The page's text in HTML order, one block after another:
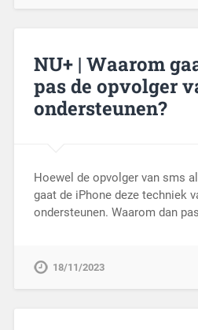
NU+ | Waarom
pas de opvolger
ondersteunen?
Hoewel de opvolger van sms
gaat de iPhone deze techniek
ondersteunen. Waarom dan
18/11/2023